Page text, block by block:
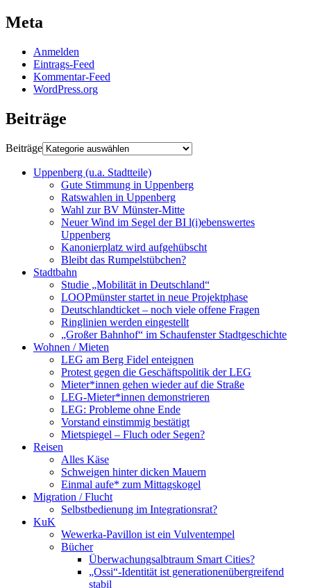
Meta
Anmelden
Eintrags-Feed
Kommentar-Feed
WordPress.org
Beiträge
Beiträge
Uppenberg (u.a. Stadtteile)
Gute Stimmung in Uppenberg
Ratswahlen in Uppenberg
Wahl zur BV Münster-Mitte
Neuer Wind im Segel der BI l(i)ebenswertes
Uppenberg
Kanonierplatz wird aufgehübscht
Bleibt das Rumpelstübchen?
Stadtbahn
Studie „Mobilität in Deutschland“
LOOPmünster startet in neue Projektphase
Deutschlandticket – noch viele offene Fragen
Ringlinien werden eingestellt
„Großer Bahnhof“ im Schaufenster Stadtgeschichte
Wohnen / Mieten
LEG am Berg Fidel enteignen
Protest gegen die Geschäftspolitik der LEG
Mieter*innen gehen wieder auf die Straße
LEG-Mieter*innen demonstrieren
LEG: Probleme ohne Ende
Vorstand einstimmig bestätigt
Mietspiegel – Fluch oder Segen?
Reisen
Alles Käse
Schweigen hinter dicken Mauern
Einmal aufe* zum Mittagskogel
Migration / Flucht
Selbstbedienung im Integrationsrat?
KuK
Wewerka-Pavillon ist ein Vulventempel
Bücher
Überwachungsalbtraum Smart Cities?
„Ossi“-Identität ist generationenübergreifend
stabil